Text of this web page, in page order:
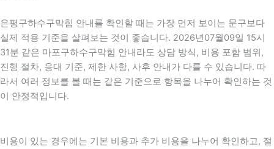
은평구하수구막힘 안내를 확인할 때는 가장 먼저 보이는 문구보다
실제 적용 기준을 살펴보는 것이 좋습니다. 2026년07월09일 15시
31분 같은 마포구하수구막힘 안내라도 상담 방식, 비용 포함 범위,
진행 절차, 응대 기준, 제한 사항, 사후 안내가 다를 수 있습니다. 따
라서 여러 정보를 볼 때는 같은 기준으로 항목을 나누어 확인하는 것
이 안정적입니다.
비용이 있는 경우에는 기본 비용과 추가 비용을 나누어 확인하고, 절